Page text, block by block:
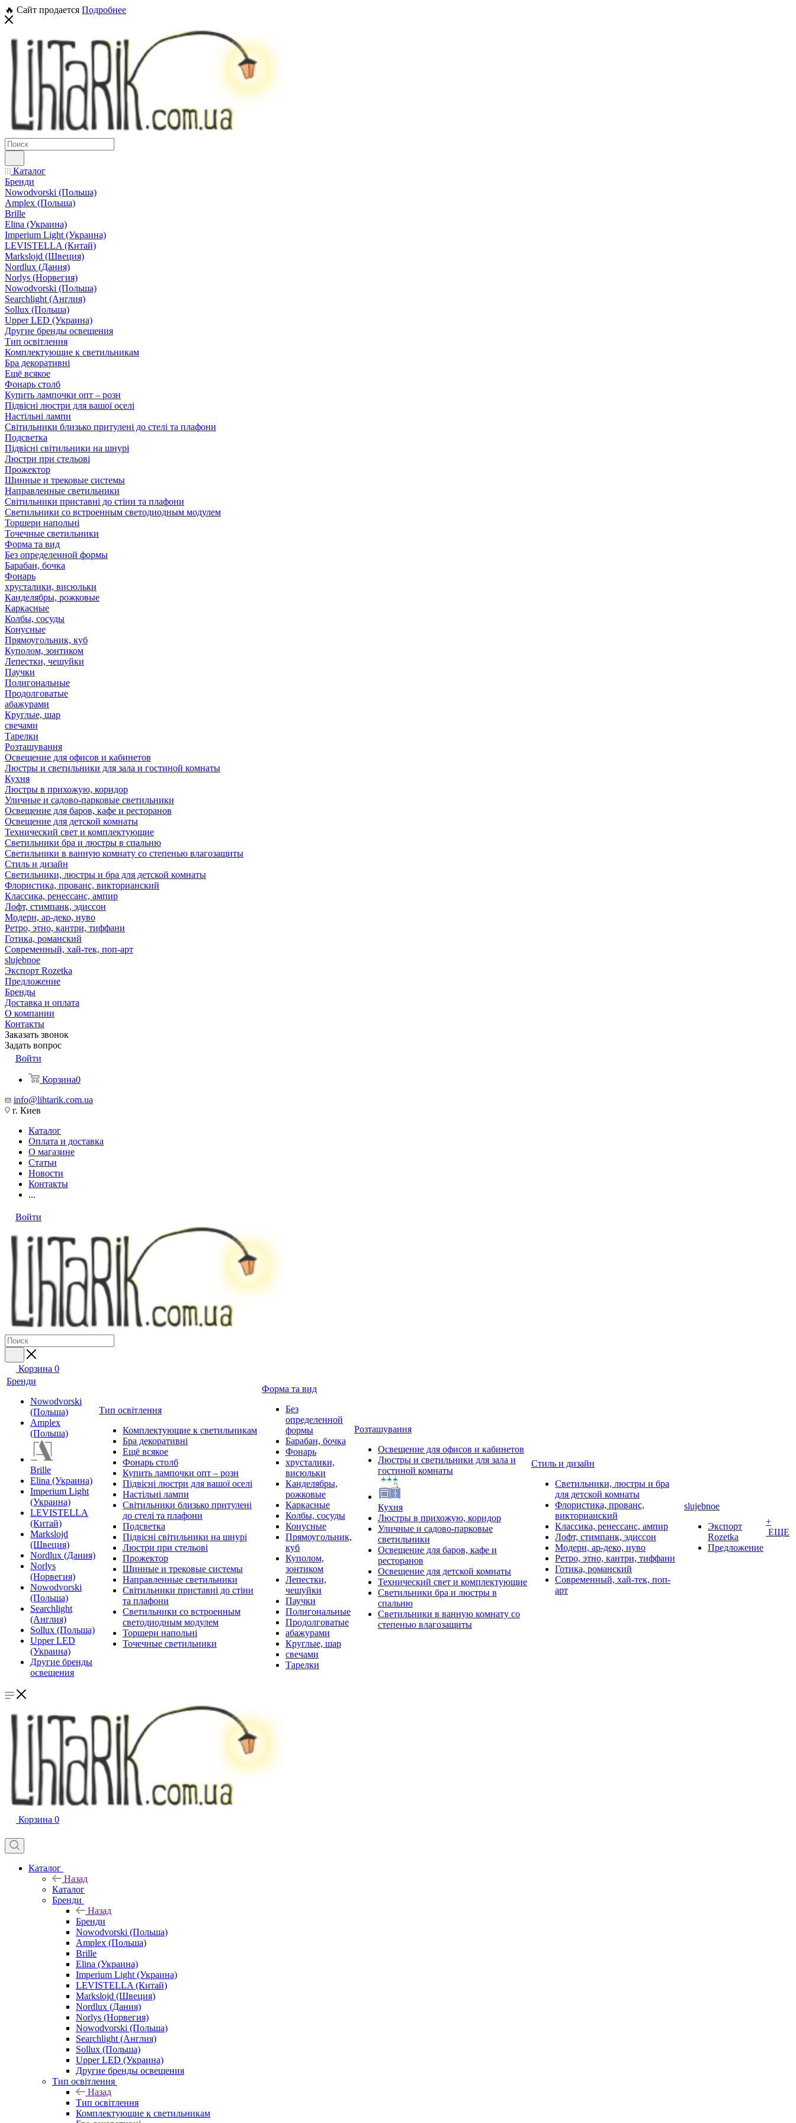
🔥 Сайт продается Подробнее
Каталог
Бренди
Nowodvorski (Польша)
Amplex (Польша)
Brille
Elina (Украина)
Imperium Light (Украина)
LEVISTELLA (Китай)
Markslojd (Швеция)
Nordlux (Дания)
Norlys (Норвегия)
Nowodvorski (Польша)
Searchlight (Англия)
Sollux (Польша)
Upper LED (Украина)
Другие бренды освещения
Тип освітлення
Комплектующие к светильникам
Бра декоративні
Ещё всякое
Фонарь столб
Купить лампочки опт – розн
Підвісні люстри для вашої оселі
Настільні лампи
Світильники близько притулені до стелі та плафони
Подсветка
Підвісні світильники на шнурі
Люстри при стельові
Прожектор
Шинные и трековые системы
Направленные светильники
Світильники приставні до стіни та плафони
Светильники со встроенным светодиодным модулем
Торшери напольні
Точечные светильники
Форма та вид
Без определенной формы
Барабан, бочка
Фонарь
хрусталики, висюльки
Канделябры, рожковые
Каркасные
Колбы, сосуды
Конусные
Прямоугольник, куб
Куполом, зонтиком
Лепестки, чешуйки
Паучки
Полигональные
Продолговатые
абажурами
Круглые, шар
свечами
Тарелки
Розташування
Освещение для офисов и кабинетов
Люстры и светильники для зала и гостиной комнаты
Кухня
Люстры в прихожую, коридор
Уличные и садово-парковые светильники
Освещение для баров, кафе и ресторанов
Освещение для детской комнаты
Технический свет и комплектующие
Светильники бра и люстры в спальню
Светильники в ванную комнату со степенью влагозащиты
Стиль и дизайн
Светильники, люстры и бра для детской комнаты
Флористика, прованс, викторианский
Классика, ренессанс, ампир
Лофт, стимпанк, эдиссон
Модерн, ар-деко, нуво
Ретро, этно, кантри, тиффани
Готика, романский
Современный, хай-тек, поп-арт
slujebnoe
Экспорт Rozetka
Предложение
Бренды
Доставка и оплата
О компании
Контакты
Заказать звонок
Задать вопрос
Войти
Корзина0
info@lihtarik.com.ua
г. Киев
Каталог
Оплата и доставка
О магазине
Статьи
Новости
Контакты
...
Войти
Корзина 0
Бренди
Nowodvorski
(Польша)
Amplex
(Польша)
Brille
Elina (Украина)
Imperium Light
(Украина)
LEVISTELLA
(Китай)
Markslojd
(Швеция)
Nordlux (Дания)
Norlys
(Норвегия)
Nowodvorski
(Польша)
Searchlight
(Англия)
Sollux (Польша)
Upper LED
(Украина)
Другие бренды
освещения
Тип освітлення
Комплектующие к светильникам
Бра декоративні
Ещё всякое
Фонарь столб
Купить лампочки опт – розн
Підвісні люстри для вашої оселі
Настільні лампи
Світильники близько притулені
до стелі та плафони
Подсветка
Підвісні світильники на шнурі
Люстри при стельові
Прожектор
Шинные и трековые системы
Направленные светильники
Світильники приставні до стіни
та плафони
Светильники со встроенным
светодиодным модулем
Торшери напольні
Точечные светильники
Форма та вид
Без
определенной
формы
Барабан, бочка
Фонарь
хрусталики,
висюльки
Канделябры,
рожковые
Каркасные
Колбы, сосуды
Конусные
Прямоугольник,
куб
Куполом,
зонтиком
Лепестки,
чешуйки
Паучки
Полигональные
Продолговатые
абажурами
Круглые, шар
свечами
Тарелки
Розташування
Освещение для офисов и кабинетов
Люстры и светильники для зала и
гостиной комнаты
Кухня
Люстры в прихожую, коридор
Уличные и садово-парковые
светильники
Освещение для баров, кафе и
ресторанов
Освещение для детской комнаты
Технический свет и комплектующие
Светильники бра и люстры в
спальню
Светильники в ванную комнату со
степенью влагозащиты
Стиль и дизайн
Светильники, люстры и бра
для детской комнаты
Флористика, прованс,
викторианский
Классика, ренессанс, ампир
Лофт, стимпанк, эдиссон
Модерн, ар-деко, нуво
Ретро, этно, кантри, тиффани
Готика, романский
Современный, хай-тек, поп-
арт
slujebnoe
Экспорт
Rozetka
Предложение
+
ЕЩЕ
Корзина 0
Каталог
Назад
Каталог
Бренди
Назад
Бренди
Nowodvorski (Польша)
Amplex (Польша)
Brille
Elina (Украина)
Imperium Light (Украина)
LEVISTELLA (Китай)
Markslojd (Швеция)
Nordlux (Дания)
Norlys (Норвегия)
Nowodvorski (Польша)
Searchlight (Англия)
Sollux (Польша)
Upper LED (Украина)
Другие бренды освещения
Тип освітлення
Назад
Тип освітлення
Комплектующие к светильникам